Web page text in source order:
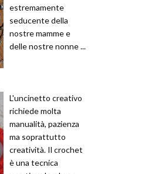
estremamente
seducente della
nostre mamme e
delle nostre nonne ...
L'uncinetto creativo
richiede molta
manualità, pazienza
ma soprattutto
creatività. Il crochet
è una tecnica